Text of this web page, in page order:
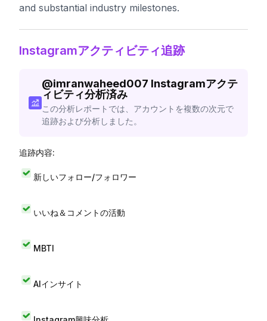
and substantial industry milestones.
Instagramアクティビティ追跡
@imranwaheed007 Instagramアクテ
ィビティ分析済み
この分析レポートでは、アカウントを複数の次元で
追跡および分析しました。
追跡内容:
新しいフォロー/フォロワー
いいね＆コメントの活動
MBTI
AIインサイト